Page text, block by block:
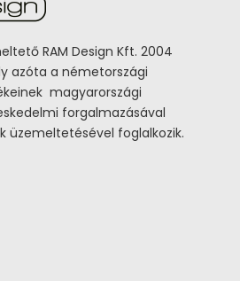
RAM Design Kft. 2004
azóta a németországi
magyarországi
forgalmazásával
üzemeltetésével foglalkozik.